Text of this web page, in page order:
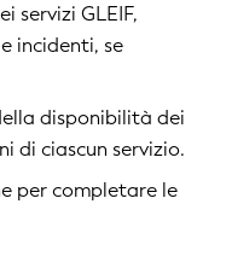
servizi GLEIF,
incidenti, se
disponibilità dei
di ciascun servizio.
per completare le